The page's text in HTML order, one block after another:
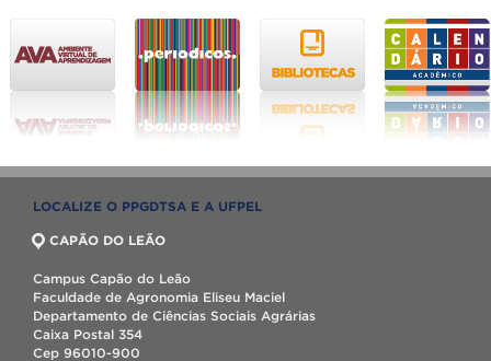
LOCALIZE O PPGDTSA E A UFPEL
CAPÃO DO LEÃO
Campus Capão do Leão
Faculdade de Agronomia Eliseu Maciel
Departamento de Ciências Sociais Agrárias
Caixa Postal 354
Cep 96010-900